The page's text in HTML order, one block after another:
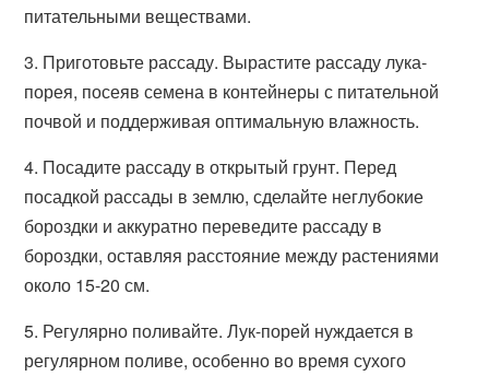
питательными веществами.
3. Приготовьте рассаду. Вырастите рассаду лука-
порея, посеяв семена в контейнеры с питательной
почвой и поддерживая оптимальную влажность.
4. Посадите рассаду в открытый грунт. Перед
посадкой рассады в землю, сделайте неглубокие
бороздки и аккуратно переведите рассаду в
бороздки, оставляя расстояние между растениями
около 15-20 см.
5. Регулярно поливайте. Лук-порей нуждается в
регулярном поливе, особенно во время сухого